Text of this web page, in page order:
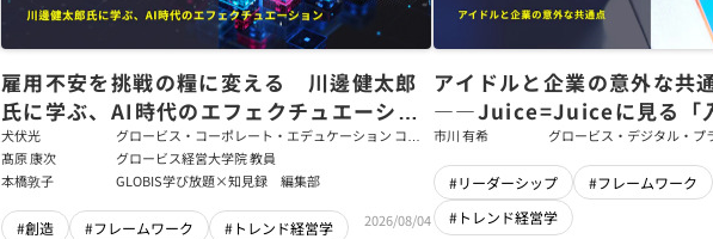
雇用不安を挑戦の糧に変える 川邊健太郎
氏に学ぶ、AI時代のエフェクチュエーショ
ン
犬伏光
グロービス・コーポレート・エデュケーション コー
ポレート・ソリューション・チーム コンサルタント
髙原 康次
グロービス経営大学院 教員
本橋敦子
GLOBIS学び放題×知見録 編集部
#創造 #フレームワーク #トレンド経営学 2026/08/04
アイドルと企業の意外な共
――Juice=Juiceに見る「
強いチーム」をつくるパス
市川 有希
グロービス・デジタル・プ
#リーダーシップ
#フレームワーク
#トレンド経営学